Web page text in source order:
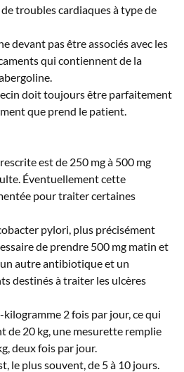
troubles cardiaques à type de
devant pas être associés avec les
qui contiennent de la
doit toujours être parfaitement
que prend le patient.
est de 250 mg à 500 mg
Éventuellement cette
pour traiter certaines
pylori, plus précisément
de prendre 500 mg matin et
autre antibiotique et un
destinés à traiter les ulcères
2 fois par jour, ce qui
de 20 kg, une mesurette remplie
deux fois par jour.
le plus souvent, de 5 à 10 jours.